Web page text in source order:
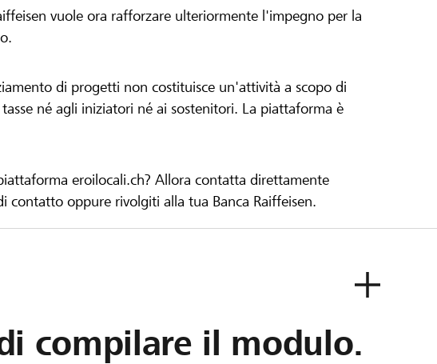
vuole ora rafforzare ulteriormente l'impegno per la
di progetti non costituisce un'attività a scopo di
né agli iniziatori né ai sostenitori. La piattaforma è
eroilocali.ch? Allora contatta direttamente
contatto oppure rivolgiti alla tua Banca Raiffeisen.
compilare il modulo.